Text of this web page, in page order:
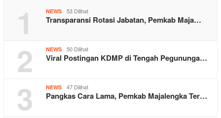
1 NEWS 53 Dilihat
Transparansi Rotasi Jabatan, Pemkab Maja…
2 NEWS 50 Dilihat
Viral Postingan KDMP di Tengah Pegununga…
3 NEWS 47 Dilihat
Pangkas Cara Lama, Pemkab Majalengka Ter…